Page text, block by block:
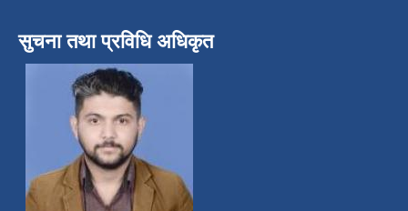
सुचना तथा प्रविधि अधिकृत